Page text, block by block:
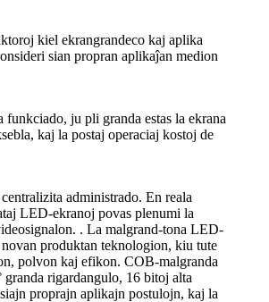
kiel ekrangrandeco kaj aplika
sian propran aplikaĵan medion
ju pli granda estas la ekrana
kaj la postaj operaciaj kostoj de
administrado. En reala
LED-ekranoj povas plenumi la
. La malgrand-tona LED-
produktan teknologion, kiu tute
polvon kaj efikon. COB-malgranda
rigardangulo, 16 bitoj alta
proprajn aplikajn postulojn, kaj la